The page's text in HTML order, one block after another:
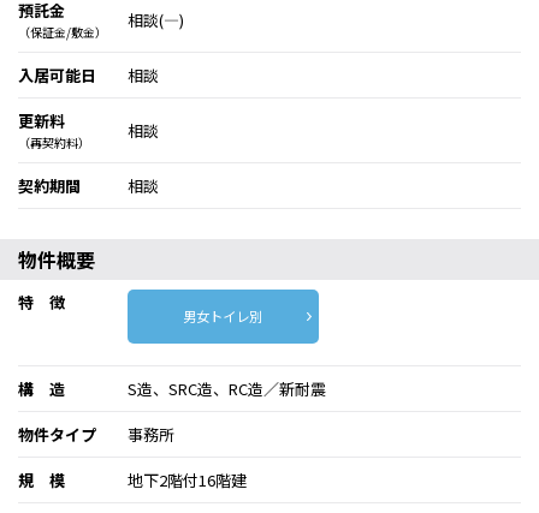
預託金
（保証金/敷金）
相談(―)
入居可能日
相談
更新料
（再契約料）
相談
契約期間 相談
物件概要
特 徴
男女トイレ別
構 造
S造、SRC造、RC造／新耐震
物件タイプ
事務所
規 模
地下2階付16階建